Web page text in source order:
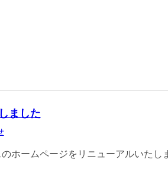
ました
ホームページをリニューアルいたし